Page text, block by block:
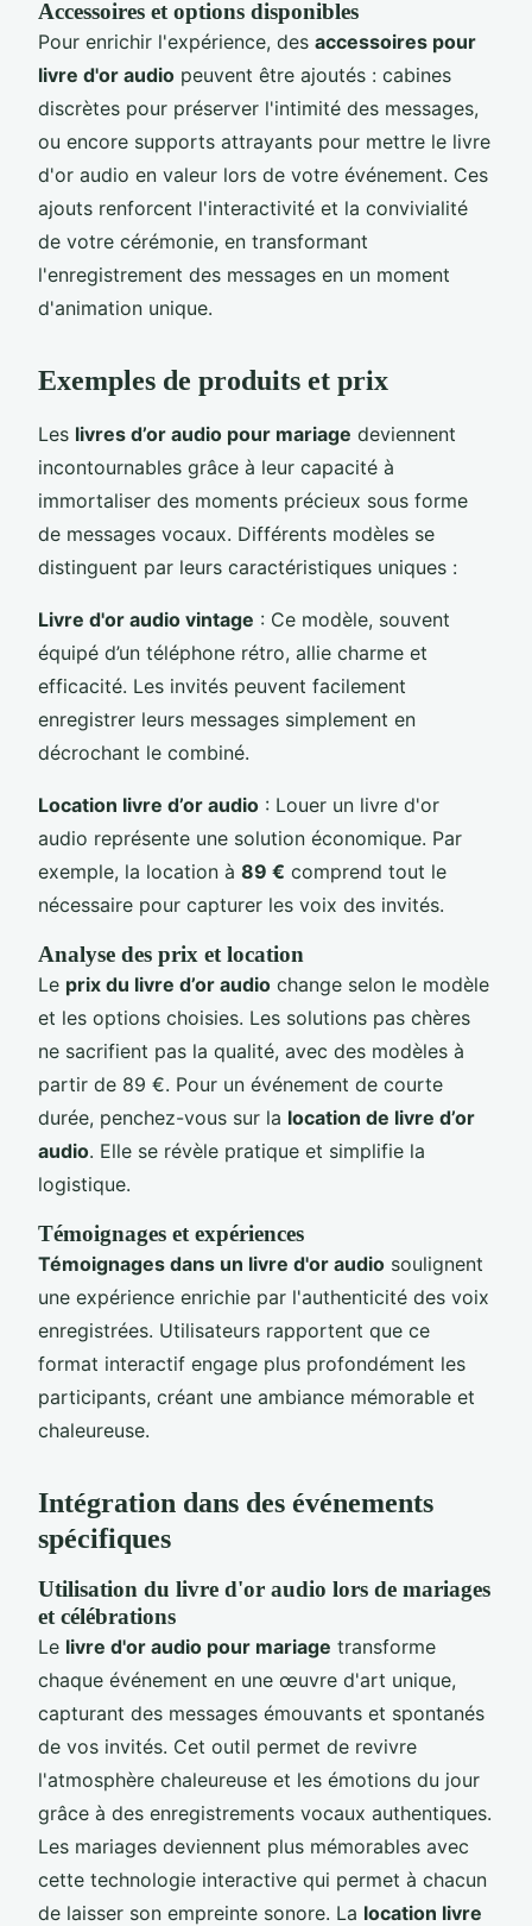
Accessoires et options disponibles
Pour enrichir l'expérience, des accessoires pour
livre d'or audio peuvent être ajoutés : cabines
discrètes pour préserver l'intimité des messages,
ou encore supports attrayants pour mettre le livre
d'or audio en valeur lors de votre événement. Ces
ajouts renforcent l'interactivité et la convivialité
de votre cérémonie, en transformant
l'enregistrement des messages en un moment
d'animation unique.
Exemples de produits et prix
Les livres d’or audio pour mariage deviennent
incontournables grâce à leur capacité à
immortaliser des moments précieux sous forme
de messages vocaux. Différents modèles se
distinguent par leurs caractéristiques uniques :
Livre d'or audio vintage : Ce modèle, souvent
équipé d’un téléphone rétro, allie charme et
efficacité. Les invités peuvent facilement
enregistrer leurs messages simplement en
décrochant le combiné.
Location livre d’or audio : Louer un livre d'or
audio représente une solution économique. Par
exemple, la location à 89 € comprend tout le
nécessaire pour capturer les voix des invités.
Analyse des prix et location
Le prix du livre d’or audio change selon le modèle
et les options choisies. Les solutions pas chères
ne sacrifient pas la qualité, avec des modèles à
partir de 89 €. Pour un événement de courte
durée, penchez-vous sur la location de livre d’or
audio. Elle se révèle pratique et simplifie la
logistique.
Témoignages et expériences
Témoignages dans un livre d'or audio soulignent
une expérience enrichie par l'authenticité des voix
enregistrées. Utilisateurs rapportent que ce
format interactif engage plus profondément les
participants, créant une ambiance mémorable et
chaleureuse.
Intégration dans des événements
spécifiques
Utilisation du livre d'or audio lors de mariages
et célébrations
Le livre d'or audio pour mariage transforme
chaque événement en une œuvre d'art unique,
capturant des messages émouvants et spontanés
de vos invités. Cet outil permet de revivre
l'atmosphère chaleureuse et les émotions du jour
grâce à des enregistrements vocaux authentiques.
Les mariages deviennent plus mémorables avec
cette technologie interactive qui permet à chacun
de laisser son empreinte sonore. La location livre